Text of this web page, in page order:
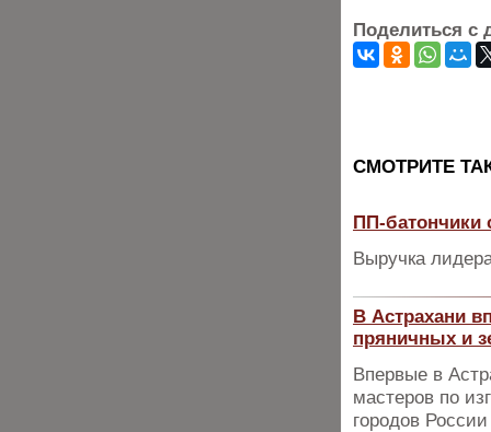
Поделиться с
CМОТРИТЕ
ПП-батончики
Выручка
В Астрахани
пряничных и
Впервые в
мастеров по
городов России